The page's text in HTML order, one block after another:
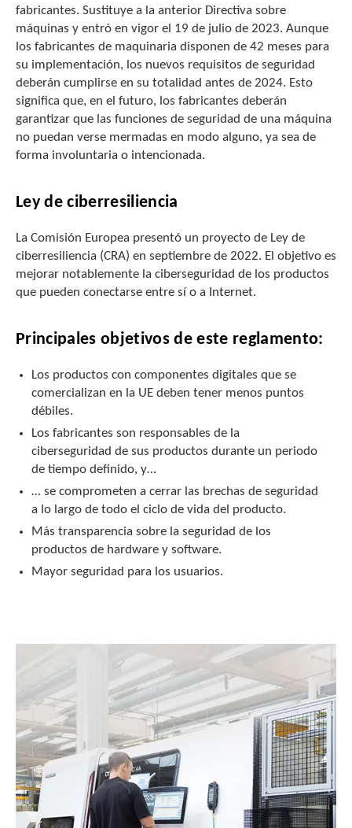
fabricantes. Sustituye a la anterior Directiva sobre
máquinas y entró en vigor el 19 de julio de 2023. Aunque
los fabricantes de maquinaria disponen de 42 meses para
su implementación, los nuevos requisitos de seguridad
deberán cumplirse en su totalidad antes de 2024. Esto
significa que, en el futuro, los fabricantes deberán
garantizar que las funciones de seguridad de una máquina
no puedan verse mermadas en modo alguno, ya sea de
forma involuntaria o intencionada.
Ley de ciberresiliencia
La Comisión Europea presentó un proyecto de Ley de
ciberresiliencia (CRA) en septiembre de 2022. El objetivo es
mejorar notablemente la ciberseguridad de los productos
que pueden conectarse entre sí o a Internet.
Principales objetivos de este reglamento:
Los productos con componentes digitales que se
comercializan en la UE deben tener menos puntos
débiles.
Los fabricantes son responsables de la
ciberseguridad de sus productos durante un periodo
de tiempo definido, y…
… se comprometen a cerrar las brechas de seguridad
a lo largo de todo el ciclo de vida del producto.
Más transparencia sobre la seguridad de los
productos de hardware y software.
Mayor seguridad para los usuarios.